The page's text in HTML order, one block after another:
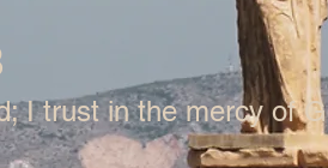
I trust in the mercy of